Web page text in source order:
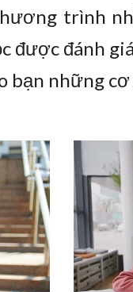
trình
được đánh
bạn những